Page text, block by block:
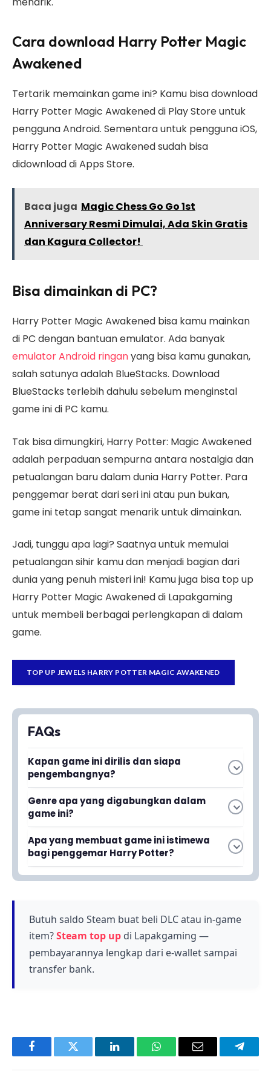
Cara download Harry Potter Magic
Awakened
Tertarik memainkan game ini? Kamu bisa download
Harry Potter Magic Awakened di Play Store untuk
pengguna Android. Sementara untuk pengguna iOS,
Harry Potter Magic Awakened sudah bisa
didownload di Apps Store.
Baca juga Magic Chess Go Go 1st
Anniversary Resmi Dimulai, Ada Skin Gratis
dan Kagura Collector!
Bisa dimainkan di PC?
Harry Potter Magic Awakened bisa kamu mainkan
di PC dengan bantuan emulator. Ada banyak
emulator Android ringanyang bisa kamu gunakan,
salah satunya adalah BlueStacks. Download
BlueStacks terlebih dahulu sebelum menginstal
game ini di PC kamu.
Tak bisa dimungkiri, Harry Potter: Magic Awakened
adalah perpaduan sempurna antara nostalgia dan
petualangan baru dalam dunia Harry Potter. Para
penggemar berat dari seri ini atau pun bukan,
game ini tetap sangat menarik untuk dimainkan.
Jadi, tunggu apa lagi? Saatnya untuk memulai
petualangan sihir kamu dan menjadi bagian dari
dunia yang penuh misteri ini! Kamu juga bisa top up
Harry Potter Magic Awakened di Lapakgaming
untuk membeli berbagai perlengkapan di dalam
game.
TOP UP JEWELS HARRY POTTER MAGIC AWAKENED
FAQs
Kapan game ini dirilis dan siapa
pengembangnya?
Harry Potter Magic Awakened dirilis pada 27
Juni 2023 dan dikembangkan oleh NetEase
dengan lisensi dari Warner Bros.
Genre apa yang digabungkan dalam
game ini?
Game ini menggabungkan elemen role-playing
game (RPG) dan kartu koleksi menjadi satu
pengalaman gameplay yang unik.
Apa yang membuat game ini istimewa
bagi penggemar Harry Potter?
Game ini mempersembahkan pengalaman
pemain untuk menjelajahi dunia yang mereka
cintai.
Butuh saldo Steam buat beli DLC atau in-game
item?Steam top up di Lapakgaming —
pembayarannya lengkap dari e-wallet sampai
transfer bank.
FacebookTwitter LinkedInWhatsAppEmail